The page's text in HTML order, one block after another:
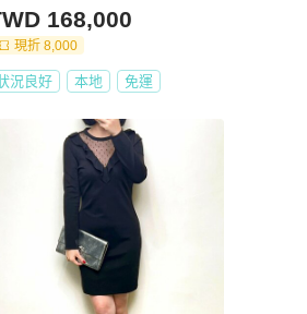
168,000
現折 8,000
況良好 本地 免運